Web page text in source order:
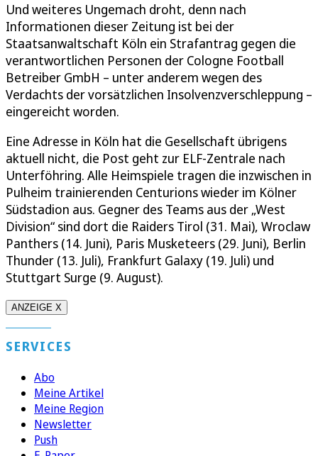
Und weiteres Ungemach droht, denn nach
Informationen dieser Zeitung ist bei der
Staatsanwaltschaft Köln ein Strafantrag gegen die
verantwortlichen Personen der Cologne Football
Betreiber GmbH – unter anderem wegen des
Verdachts der vorsätzlichen Insolvenzverschleppung –
eingereicht worden.
Eine Adresse in Köln hat die Gesellschaft übrigens
aktuell nicht, die Post geht zur ELF-Zentrale nach
Unterföhring. Alle Heimspiele tragen die inzwischen in
Pulheim trainierenden Centurions wieder im Kölner
Südstadion aus. Gegner des Teams aus der „West
Division“ sind dort die Raiders Tirol (31. Mai), Wroclaw
Panthers (14. Juni), Paris Musketeers (29. Juni), Berlin
Thunder (13. Juli), Frankfurt Galaxy (19. Juli) und
Stuttgart Surge (9. August).
ANZEIGE X
SERVICES
Abo
Meine Artikel
Meine Region
Newsletter
Push